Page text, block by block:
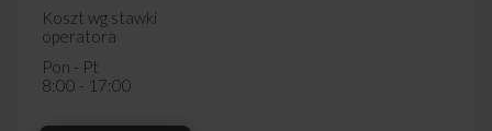
Koszt wg stawki
operatora
Pon - Pt
8:00 - 17:00